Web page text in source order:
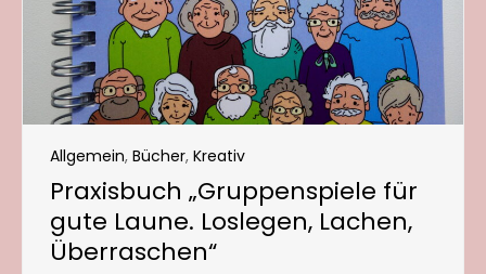
Allgemein, Bücher, Kreativ
Praxisbuch „Gruppenspiele für
gute Laune. Loslegen, Lachen,
Überraschen“